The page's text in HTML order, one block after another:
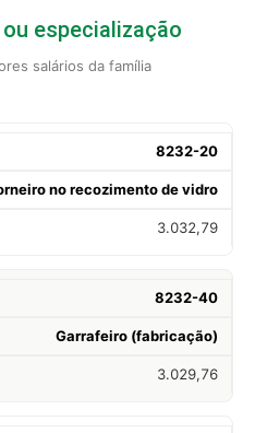
especialização
salários da família
8232-20
no recozimento de vidro
3.032,79
8232-40
Garrafeiro (fabricação)
3.029,76